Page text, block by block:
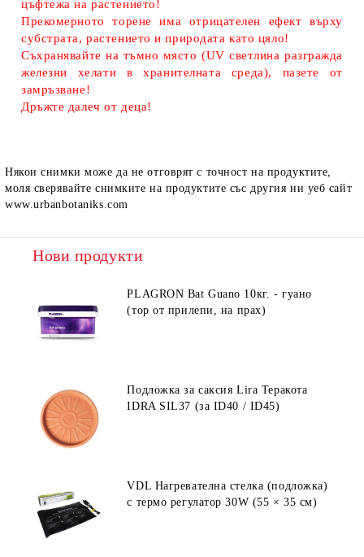
цъфтежа на растението!
Прекомерното торене има отрицателен ефект върху
субстрата, растението и природата като цяло!
Съхранявайте на тъмно място (UV светлина разгражда
железни хелати в хранителната среда), пазете от
замръзване!
Дръжте далеч от деца!
Някои снимки може да не отговрят с точност на продуктите,
моля сверявайте снимките на продуктите със другия ни уеб сайт
www.urbanbotaniks.com
Нови продукти
PLAGRON Bat Guano 10кг. - гуано
(тор от прилепи, на прах)
Подложка за саксия Lira Теракота
IDRA SIL37 (за ID40 / ID45)
VDL Нагревателна стелка (подложка)
с термо регулатор 30W (55 × 35 см)